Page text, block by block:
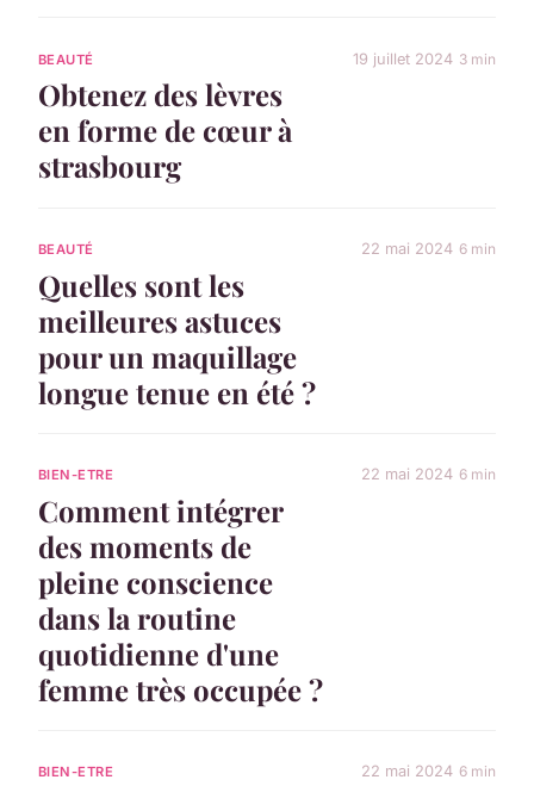
BEAUTÉ
Obtenez des lèvres
en forme de cœur à
strasbourg
19 juillet 2024 3 min
BEAUTÉ
Quelles sont les
meilleures astuces
pour un maquillage
longue tenue en été ?
22 mai 2024 6 min
BIEN-ETRE
Comment intégrer
des moments de
pleine conscience
dans la routine
quotidienne d'une
femme très occupée ?
22 mai 2024 6 min
BIEN-ETRE 22 mai 2024 6 min